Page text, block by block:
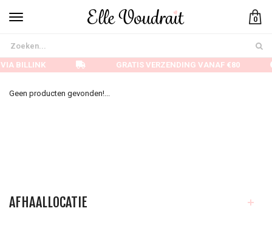
0
BILLINK GRATIS VERZENDING VANAF €80
Geen producten gevonden!...
AFHAALLOCATIE